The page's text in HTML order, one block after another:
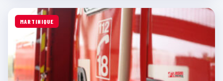
MARTINIQUE